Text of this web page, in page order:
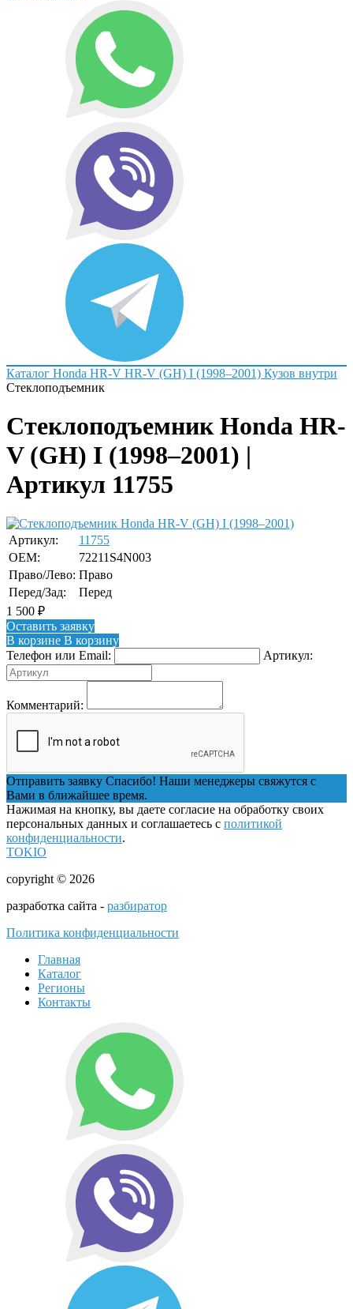
Каталог Honda HR-V HR-V (GH) I (1998–2001) Кузов внутри
Стеклоподъемник
Стеклоподъемник Honda HR-
V (GH) I (1998–2001) |
Артикул 11755
Артикул:
11755
OEM:
72211S4N003
Право/Лево: Право
Перед/Зад:
Перед
1 500 ₽
Оставить заявку
В корзине В корзину
Телефон или Email:
Артикул:
Комментарий:
Отправить заявку Спасибо! Наши менеджеры свяжутся с
Вами в ближайшее время.
Нажимая на кнопку, вы даете согласие на обработку своих
персональных данных и соглашаетесь с политикой
конфиденциальности.
TOKIO
copyright © 2026
разработка сайта - разбиратор
Политика конфиденциальности
Главная
Каталог
Регионы
Контакты